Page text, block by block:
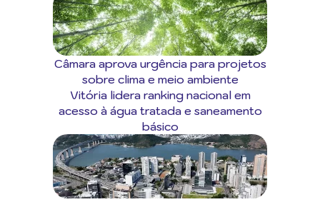
Câmara aprova urgência para projetos
sobre clima e meio ambiente
Vitória lidera ranking nacional em
acesso à água tratada e saneamento
básico